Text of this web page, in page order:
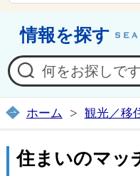
情報を探す
ホーム 観光／移
住まいのマッ